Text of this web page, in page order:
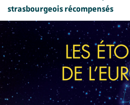
strasbourgeois récompensés